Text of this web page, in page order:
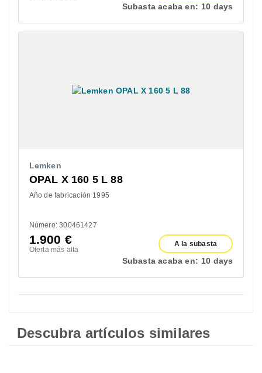
Subasta acaba en: 10 days
Lemken
OPAL X 160 5 L 88
Año de fabricación 1995
Número: 300461427
1.900 €
Oferta más alta
A la subasta
Subasta acaba en: 10 days
Descubra artículos similares